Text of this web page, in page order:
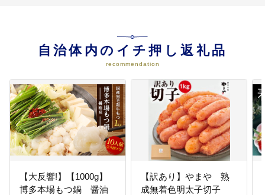
自治体内のイチ押し返礼品
recommendation
【大反響!】【1000g】
博多本場もつ鍋 醤油
【訳あり】やまや 熟
成無着色明太子切子